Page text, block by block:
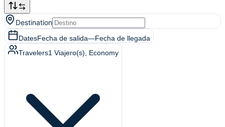
Destination
DatesFecha de salida—Fecha de llegada
Travelers1 Viajero(s) , Economy